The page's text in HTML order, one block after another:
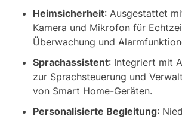
Heimsicherheit: Ausgestattet
Kamera und Mikrofon für
Überwachung und
Sprachassistent: Integriert mit
zur Sprachsteuerung und
von Smart Home-Geräten.
Personalisierte Begleitung: